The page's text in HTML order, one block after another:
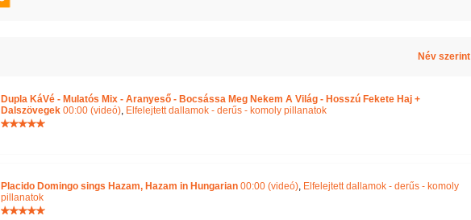
Név szerint
Dupla KáVé - Mulatós Mix - Aranyeső - Bocsássa Meg Nekem A Világ - Hosszú Fekete Haj +
Dalszövegek00:00 (videó), Elfelejtett dallamok - derűs - komoly pillanatok
Placido Domingo sings Hazam, Hazam in Hungarian00:00 (videó), Elfelejtett dallamok - derűs - komoly
pillanatok